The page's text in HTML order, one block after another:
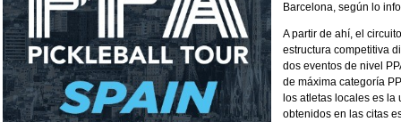
Barcelona, según lo
A partir de ahí, el
estructura competitiva
dos eventos de nivel
de máxima categoría
los atletas locales es
obtenidos en las citas